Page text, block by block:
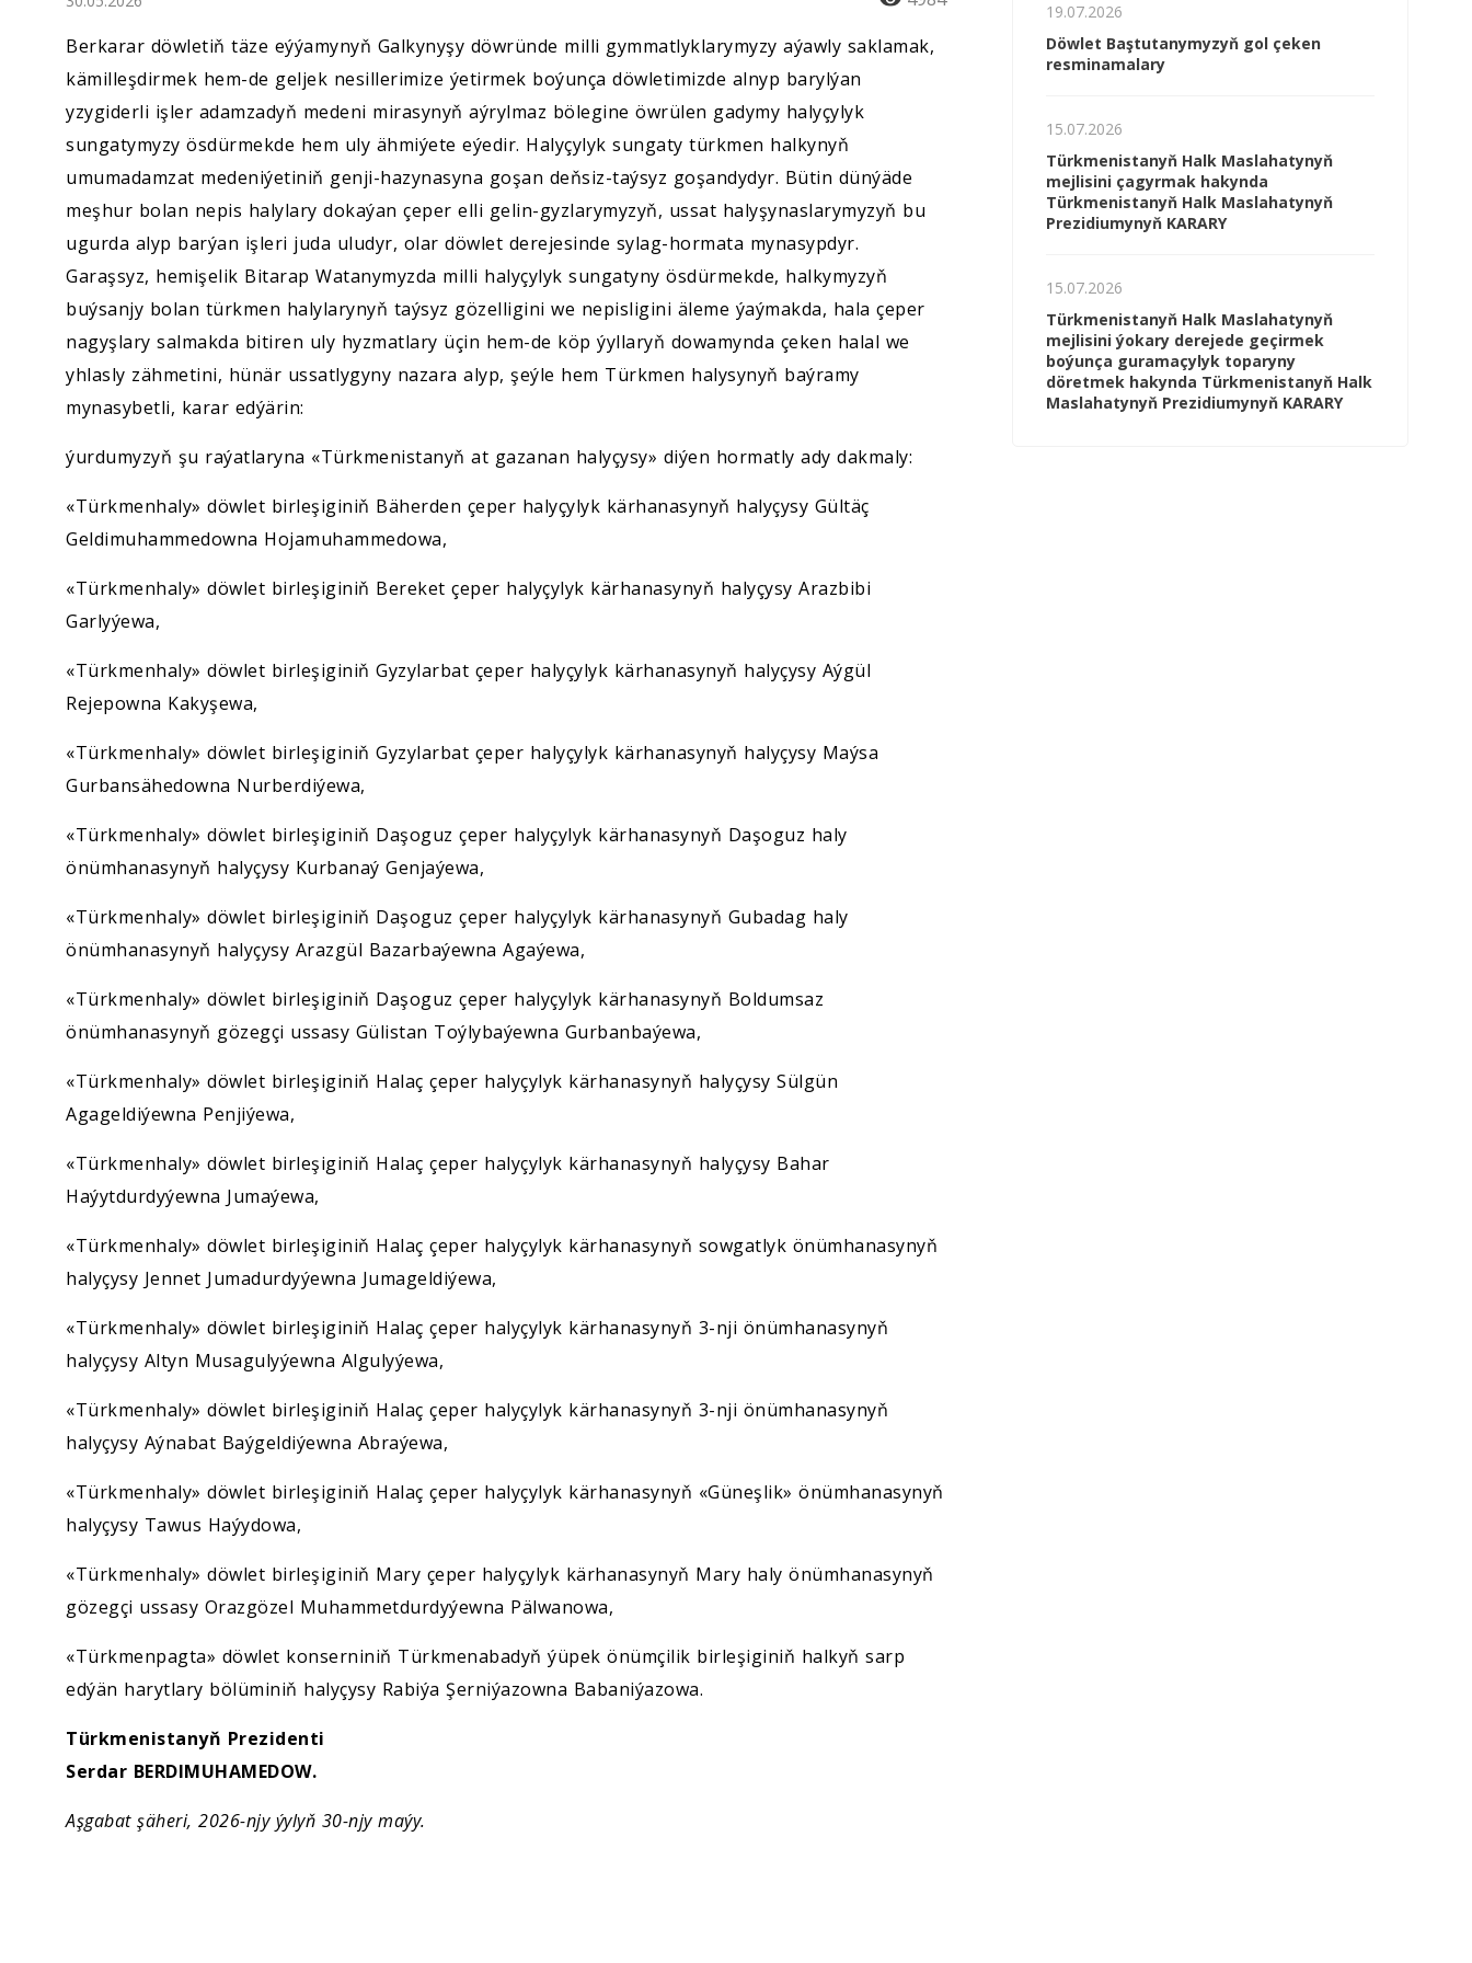
Jemgyýet
Ylym
Sport
Berkarar döwletiň täze eýýamynyň Galkynyşy döwründe milli gymmatlyklarymyzy aýawly saklamak,
kämilleşdirmek hem-de geljek nesillerimize ýetirmek boýunça döwletimizde alnyp barylýan
yzygiderli işler adamzadyň medeni mirasynyň aýrylmaz bölegine öwrülen gadymy halyçylyk
sungatymyzy ösdürmekde hem uly ähmiýete eýedir. Halyçylyk sungaty türkmen halkynyň
umumadamzat medeniýetiniň genji-hazynasyna goşan deňsiz-taýsyz goşandydyr. Bütin dünýäde
meşhur bolan nepis halylary dokaýan çeper elli gelin-gyzlarymyzyň, ussat halyşynaslarymyzyň bu
ugurda alyp barýan işleri juda uludyr, olar döwlet derejesinde sylag-hormata mynasypdyr.
Garaşsyz, hemişelik Bitarap Watanymyzda milli halyçylyk sungatyny ösdürmekde, halkymyzyň
buýsanjy bolan türkmen halylarynyň taýsyz gözelligini we nepisligini äleme ýaýmakda, hala çeper
nagyşlary salmakda bitiren uly hyzmatlary üçin hem-de köp ýyllaryň dowamynda çeken halal we
yhlasly zähmetini, hünär ussatlygyny nazara alyp, şeýle hem Türkmen halysynyň baýramy
mynasybetli, karar edýärin:
ýurdumyzyň şu raýatlaryna «Türkmenistanyň at gazanan halyçysy» diýen hormatly ady dakmaly:
«Türkmenhaly» döwlet birleşiginiň Bäherden çeper halyçylyk kärhanasynyň halyçysy Gültäç
Geldimuhammedowna Hojamuhammedowa,
«Türkmenhaly» döwlet birleşiginiň Bereket çeper halyçylyk kärhanasynyň halyçysy Arazbibi
Garlyýewa,
«Türkmenhaly» döwlet birleşiginiň Gyzylarbat çeper halyçylyk kärhanasynyň halyçysy Aýgül
Rejepowna Kakyşewa,
«Türkmenhaly» döwlet birleşiginiň Gyzylarbat çeper halyçylyk kärhanasynyň halyçysy Maýsa
Gurbansähedowna Nurberdiýewa,
«Türkmenhaly» döwlet birleşiginiň Daşoguz çeper halyçylyk kärhanasynyň Daşoguz haly
önümhanasynyň halyçysy Kurbanaý Genjaýewa,
«Türkmenhaly» döwlet birleşiginiň Daşoguz çeper halyçylyk kärhanasynyň Gubadag haly
önümhanasynyň halyçysy Arazgül Bazarbaýewna Agaýewa,
«Türkmenhaly» döwlet birleşiginiň Daşoguz çeper halyçylyk kärhanasynyň Boldumsaz
önümhanasynyň gözegçi ussasy Gülistan Toýlybaýewna Gurbanbaýewa,
«Türkmenhaly» döwlet birleşiginiň Halaç çeper halyçylyk kärhanasynyň halyçysy Sülgün
Agageldiýewna Penjiýewa,
«Türkmenhaly» döwlet birleşiginiň Halaç çeper halyçylyk kärhanasynyň halyçysy Bahar
Haýytdurdyýewna Jumaýewa,
«Türkmenhaly» döwlet birleşiginiň Halaç çeper halyçylyk kärhanasynyň sowgatlyk önümhanasynyň
halyçysy Jennet Jumadurdyýewna Jumageldiýewa,
«Türkmenhaly» döwlet birleşiginiň Halaç çeper halyçylyk kärhanasynyň 3-nji önümhanasynyň
halyçysy Altyn Musagulyýewna Algulyýewa,
«Türkmenhaly» döwlet birleşiginiň Halaç çeper halyçylyk kärhanasynyň 3-nji önümhanasynyň
halyçysy Aýnabat Baýgeldiýewna Abraýewa,
«Türkmenhaly» döwlet birleşiginiň Halaç çeper halyçylyk kärhanasynyň «Güneşlik» önümhanasynyň
halyçysy Tawus Haýydowa,
«Türkmenhaly» döwlet birleşiginiň Mary çeper halyçylyk kärhanasynyň Mary haly önümhanasynyň
gözegçi ussasy Orazgözel Muhammetdurdyýewna Pälwanowa,
«Türkmenpagta» döwlet konserniniň Türkmenabadyň ýüpek önümçilik birleşiginiň halkyň sarp
edýän harytlary bölüminiň halyçysy Rabiýa Şerniýazowna Babaniýazowa.
Türkmenistanyň Prezidenti
Serdar BERDIMUHAMEDOW.
Aşgabat şäheri, 2026-njy ýylyň 30-njy maýy.
19.07.2026
Döwlet Baştutanymyzyň gol çeken
resminamalary
15.07.2026
Türkmenistanyň Halk Maslahatynyň
mejlisini çagyrmak hakynda
Türkmenistanyň Halk Maslahatynyň
Prezidiumynyň KARARY
15.07.2026
Türkmenistanyň Halk Maslahatynyň
mejlisini ýokary derejede geçirmek
boýunça guramaçylyk toparyny
döretmek hakynda Türkmenistanyň Halk
Maslahatynyň Prezidiumynyň KARARY